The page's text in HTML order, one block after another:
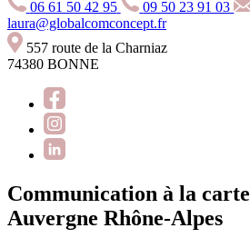
06 61 50 42 95
09 50 23 91 03
laura@globalcomconcept.fr
557 route de la Charniaz
74380 BONNE
Communication à la carte
Auvergne Rhône-Alpes